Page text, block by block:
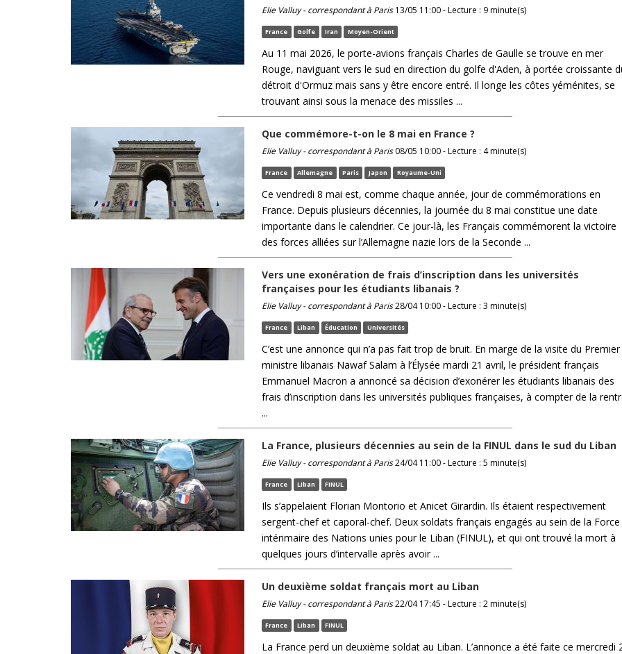
Elie Valluy - correspondant à Paris13/05 11:00 - Lecture : 9 minute(s)
France Golfe Iran Moyen-Orient
Au 11 mai 2026, le porte-avions français Charles de Gaulle se trouve en mer
Rouge, naviguant vers le sud en direction du golfe d'Aden, à portée croissante
détroit d'Ormuz mais sans y être encore entré. Il longe les côtes yéménites, se
trouvant ainsi sous la menace des missiles ...
Que commémore-t-on le 8 mai en France ?
Elie Valluy - correspondant à Paris08/05 10:00 - Lecture : 4 minute(s)
France Allemagne Paris Japon Royaume-Uni
Ce vendredi 8 mai est, comme chaque année, jour de commémorations en
France. Depuis plusieurs décennies, la journée du 8 mai constitue une date
importante dans le calendrier. Ce jour-là, les Français commémorent la victoire
des forces alliées sur l’Allemagne nazie lors de la Seconde ...
Vers une exonération de frais d’inscription dans les universités
françaises pour les étudiants libanais ?
Elie Valluy - correspondant à Paris28/04 10:00 - Lecture : 3 minute(s)
France Liban Éducation Universités
C’est une annonce qui n’a pas fait trop de bruit. En marge de la visite du Premier
ministre libanais Nawaf Salam à l’Élysée mardi 21 avril, le président français
Emmanuel Macron a annoncé sa décision d’exonérer les étudiants libanais des
frais d’inscription dans les universités publiques françaises, à compter de la
...
La France, plusieurs décennies au sein de la FINUL dans le sud du Liban
Elie Valluy - correspondant à Paris24/04 11:00 - Lecture : 5 minute(s)
France Liban FINUL
Ils s’appelaient Florian Montorio et Anicet Girardin. Ils étaient respectivement
sergent-chef et caporal-chef. Deux soldats français engagés au sein de la Force
intérimaire des Nations unies pour le Liban (FINUL), et qui ont trouvé la mort à
quelques jours d’intervalle après avoir ...
Un deuxième soldat français mort au Liban
Elie Valluy - correspondant à Paris22/04 17:45 - Lecture : 2 minute(s)
France Liban FINUL
La France perd un deuxième soldat au Liban. L’annonce a été faite ce mercredi